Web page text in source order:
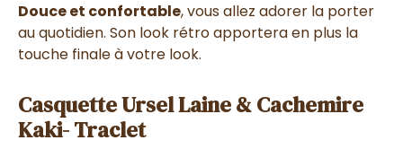
Douce et confortable, vous allez adorer la porter
au quotidien. Son look rétro apportera en plus la
touche finale à votre look.
Casquette Ursel Laine & Cachemire
Kaki- Traclet